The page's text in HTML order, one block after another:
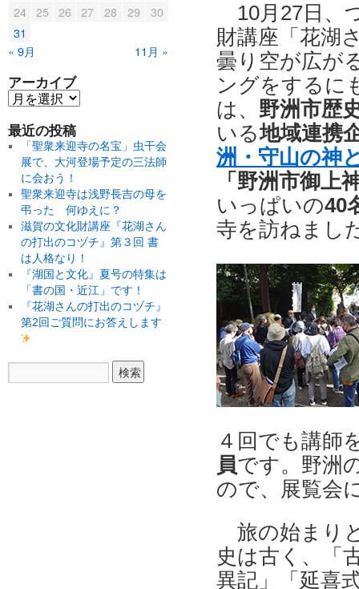
10月27日、
財講座「花湖
曇り空が広が
ングをするに
は、 野洲市歴
いる地域連携
洲・守山の神
「野洲市御上
いっぱいの40
寺を訪ねまし
４回でも講師
員です。野洲
ので、展覧会
旅の始まり
史は古く、「
異記」「延喜
« 9月 11月 »
24
25 26 27 28 29
30
31
アーカイブ
最近の投稿
「聖衆来迎寺の名宝」虫干会
展で、大河登場予定の三法師
に会おう！
聖衆来迎寺は浅野長吉の母を
弔った 何ゆえに？
滋賀の文化財講座『花湖さん
の打出のコヅチ』第３回 書
は人格なり！
『湖国と文化』夏号の特集は
「書の国・近江」です！
『花湖さんの打出のコヅチ』
第2回ご質問にお答えします